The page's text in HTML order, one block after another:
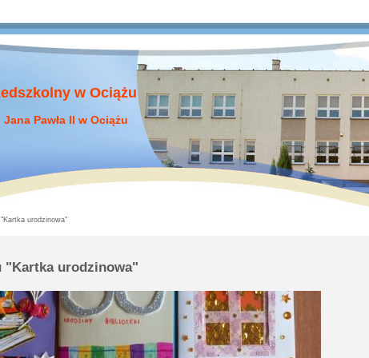
w Ociążu
Pawła II w Ociążu
urodzinowa"
"Kartka urodzinowa"